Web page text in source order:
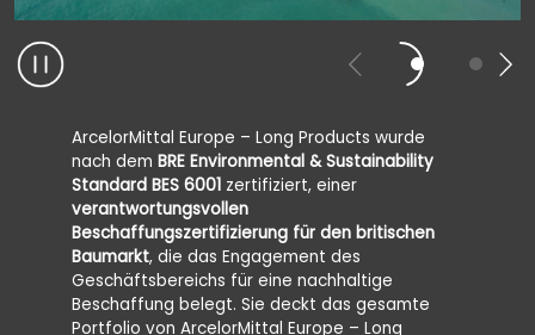
ArcelorMittal Europe – Long Products wurde
nach dem BRE Environmental & Sustainability
Standard BES 6001 zertifiziert, einer
verantwortungsvollen
Beschaffungszertifizierung für den britischen
Baumarkt, die das Engagement des
Geschäftsbereichs für eine nachhaltige
Beschaffung belegt. Sie deckt das gesamte
Portfolio von ArcelorMittal Europe – Long